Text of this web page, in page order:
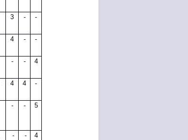
3 - -
4 - -
- - 4
4 4 -
- - 5
- - 4